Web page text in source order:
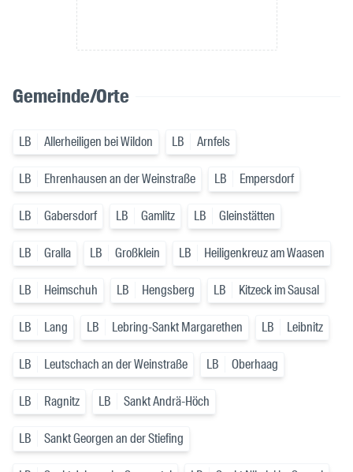
Gemeinde/Orte
LB Allerheiligen bei Wildon LB Arnfels
LB Ehrenhausen an der Weinstraße LB Empersdorf
LB Gabersdorf LB Gamlitz LB Gleinstätten
LB Gralla LB Großklein LB Heiligenkreuz am Waasen
LB Heimschuh LB Hengsberg LB Kitzeck im Sausal
LB Lang LB Lebring-Sankt Margarethen LB Leibnitz
LB Leutschach an der Weinstraße LB Oberhaag
LB Ragnitz LB Sankt Andrä-Höch
LB Sankt Georgen an der Stiefing